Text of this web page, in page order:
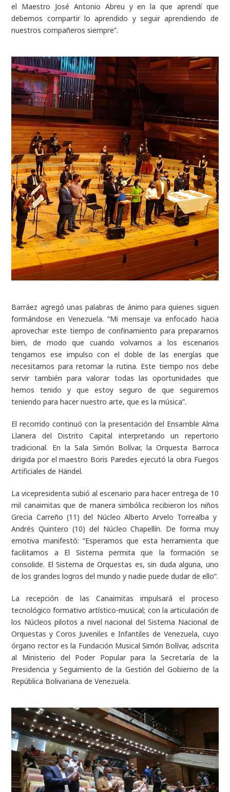
el Maestro José Antonio Abreu y en la que aprendí que
debemos compartir lo aprendido y seguir aprendiendo de
nuestros compañeros siempre”.
Barráez agregó unas palabras de ánimo para quienes siguen
formándose en Venezuela. “Mi mensaje va enfocado hacia
aprovechar este tiempo de confinamiento para prepararnos
bien, de modo que cuando volvamos a los escenarios
tengamos ese impulso con el doble de las energías que
necesitamos para retomar la rutina. Este tiempo nos debe
servir también para valorar todas las oportunidades que
hemos tenido y que estoy seguro de que seguiremos
teniendo para hacer nuestro arte, que es la música”.
El recorrido continuó con la presentación del Ensamble Alma
Llanera del Distrito Capital interpretando un repertorio
tradicional. En la Sala Simón Bolívar, la Orquesta Barroca
dirigida por el maestro Boris Paredes ejecutó la obra Fuegos
Artificiales de Händel.
La vicepresidenta subió al escenario para hacer entrega de 10
mil canaimitas que de manera simbólica recibieron los niños
Grecia Carreño (11) del Núcleo Alberto Arvelo Torrealba y
Andrés Quintero (10) del Núcleo Chapellín. De forma muy
emotiva manifestó: “Esperamos que esta herramienta que
facilitamos a El Sistema permita que la formación se
consolide. El Sistema de Orquestas es, sin duda alguna, uno
de los grandes logros del mundo y nadie puede dudar de ello”.
La recepción de las Canaimitas impulsará el proceso
tecnológico formativo artístico-musical; con la articulación de
los Núcleos pilotos a nivel nacional del Sistema Nacional de
Orquestas y Coros Juveniles e Infantiles de Venezuela, cuyo
órgano rector es la Fundación Musical Simón Bolívar, adscrita
al Ministerio del Poder Popular para la Secretaría de la
Presidencia y Seguimiento de la Gestión del Gobierno de la
República Bolivariana de Venezuela.